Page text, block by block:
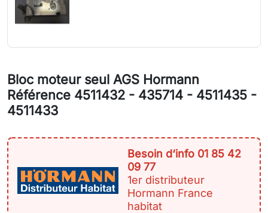
Bloc moteur seul AGS Hormann
Référence 4511432 - 435714 - 4511435 -
4511433
Besoin d‘info 01 85 42
09 77
1er distributeur
Hormann France
habitat